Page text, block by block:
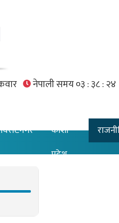
विराटनगर
कोशी
प्रदेश